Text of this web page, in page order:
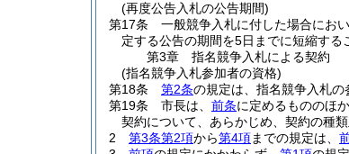
(再度公告入札の公告期間)
第17条
一般競争入札に付した場合にお
定する公告の期間を5日までに短縮する
第3章
指名競争入札による契約
(指名競争入札参加者の資格)
第18条
第2条の規定は、指名競争入札の
第19条
市長は、 前条に定めるもののほ
契約について、あらかじめ、契約の種類
2
第3条第2項から第4項までの規定は、